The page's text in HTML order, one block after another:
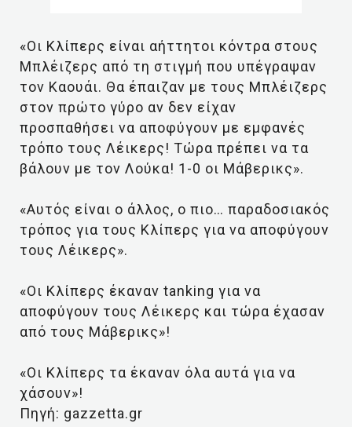
«Οι Κλίπερς είναι αήττητοι κόντρα στους
Μπλέιζερς από τη στιγμή που υπέγραψαν
τον Καουάι. Θα έπαιζαν με τους Μπλέιζερς
στον πρώτο γύρο αν δεν είχαν
προσπαθήσει να αποφύγουν με εμφανές
τρόπο τους Λέικερς! Τώρα πρέπει να τα
βάλουν με τον Λούκα! 1-0 οι Μάβερικς».
«Αυτός είναι ο άλλος, ο πιο… παραδοσιακός
τρόπος για τους Κλίπερς για να αποφύγουν
τους Λέικερς».
«Οι Κλίπερς έκαναν tanking για να
αποφύγουν τους Λέικερς και τώρα έχασαν
από τους Μάβερικς»!
«Οι Κλίπερς τα έκαναν όλα αυτά για να
χάσουν»!
Πηγή: gazzetta.gr